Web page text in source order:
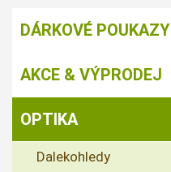
DÁRKOVÉ POUKAZY
AKCE & VÝPRODEJ
OPTIKA
Dalekohledy